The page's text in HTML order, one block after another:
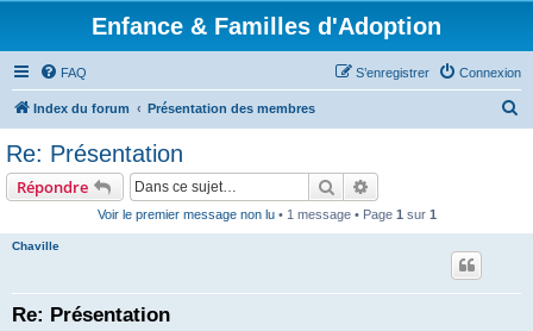
Enfance & Familles d'Adoption
FAQ Connexion
S’enregistrer
Index du forum Présentation des membres
Re: Présentation
Répondre Rechercher
Voir le premier message non lu• 1 message • Page 1 sur 1
Chaville
Re: Présentation